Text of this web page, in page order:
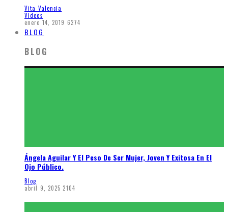
Vita Valencia
Videos
enero 14, 2019 6274
BLOG
BLOG
Ángela Aguilar Y El Peso De Ser Mujer, Joven Y Exitosa En El
Ojo Público.
Blog
abril 9, 2025 2104